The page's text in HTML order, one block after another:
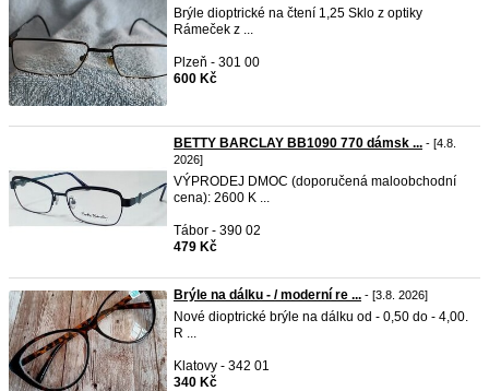
Brýle dioptrické na čtení 1,25 Sklo z optiky
Rámeček z ...
Plzeň - 301 00
600 Kč
BETTY BARCLAY BB1090 770 dámsk ... - [4.8.
2026]
VÝPRODEJ DMOC (doporučená maloobchodní
cena): 2600 K ...
Tábor - 390 02
479 Kč
Brýle na dálku - / moderní re ... - [3.8. 2026]
Nové dioptrické brýle na dálku od - 0,50 do - 4,00.
R ...
Klatovy - 342 01
340 Kč